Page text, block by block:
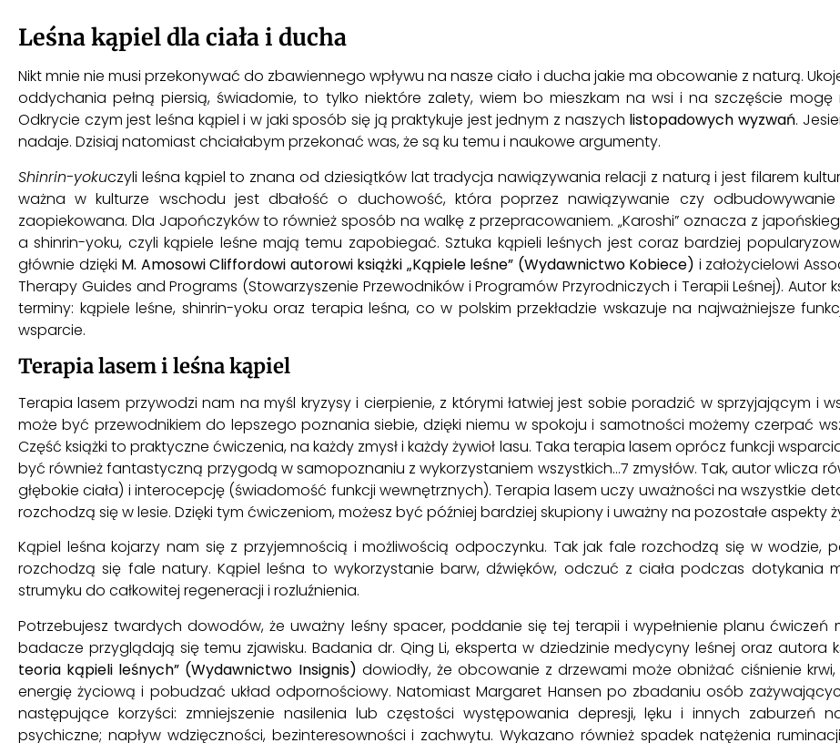
Leśna kąpiel dla ciała i ducha
Nikt mnie nie musi przekonywać do zbawiennego wpływu na nasze ciało i ducha jakie ma obcowanie z naturą.
oddychania pełną piersią, świadomie, to tylko niektóre zalety, wiem bo mieszkam na wsi i na szczęście
Odkrycie czym jest leśna kąpiel i w jaki sposób się ją praktykuje jest jednym z naszych listopadowych wyzwań.
nadaje. Dzisiaj natomiast chciałabym przekonać was, że są ku temu i naukowe argumenty.
Shinrin-yokuczyli leśna kąpiel to znana od dziesiątków lat tradycja nawiązywania relacji z naturą i jest filarem
ważna w kulturze wschodu jest dbałość o duchowość, która poprzez nawiązywanie czy
zaopiekowana. Dla Japończyków to również sposób na walkę z przepracowaniem. „Karoshi” oznacza z
a shinrin-yoku, czyli kąpiele leśne mają temu zapobiegać. Sztuka kąpieli leśnych jest coraz bardziej
głównie dzięki M. Amosowi Cliffordowi autorowi książki „Kąpiele leśne” (Wydawnictwo Kobiece) i założycielowi
Therapy Guides and Programs (Stowarzyszenie Przewodników i Programów Przyrodniczych i Terapii Leśnej). Autor
terminy: kąpiele leśne, shinrin-yoku oraz terapia leśna, co w polskim przekładzie wskazuje na najważniejsze
wsparcie.
Terapia lasem i leśna kąpiel
Terapia lasem przywodzi nam na myśl kryzysy i cierpienie, z którymi łatwiej jest sobie poradzić w sprzyjającym i
może być przewodnikiem do lepszego poznania siebie, dzięki niemu w spokoju i samotności możemy czerpać
Część książki to praktyczne ćwiczenia, na każdy zmysł i każdy żywioł lasu. Taka terapia lasem oprócz funkcji
być również fantastyczną przygodą w samopoznaniu z wykorzystaniem wszystkich…7 zmysłów. Tak, autor wlicza
głębokie ciała) i interocepcję (świadomość funkcji wewnętrznych). Terapia lasem uczy uważności na wszystkie
rozchodzą się w lesie. Dzięki tym ćwiczeniom, możesz być później bardziej skupiony i uważny na pozostałe aspekty
Kąpiel leśna kojarzy nam się z przyjemnością i możliwością odpoczynku. Tak jak fale rozchodzą się w wodzie,
rozchodzą się fale natury. Kąpiel leśna to wykorzystanie barw, dźwięków, odczuć z ciała podczas dotykania
strumyku do całkowitej regeneracji i rozluźnienia.
Potrzebujesz twardych dowodów, że uważny leśny spacer, poddanie się tej terapii i wypełnienie planu ćwiczeń
badacze przyglądają się temu zjawisku. Badania dr. Qing Li, eksperta w dziedzinie medycyny leśnej oraz autora
teoria kąpieli leśnych” (Wydawnictwo Insignis) dowiodły, że obcowanie z drzewami może obniżać ciśnienie krwi,
energię życiową i pobudzać układ odpornościowy. Natomiast Margaret Hansen po zbadaniu osób
następujące korzyści: zmniejszenie nasilenia lub częstości występowania depresji, lęku i innych zaburzeń
psychiczne; napływ wdzięczności, bezinteresowności i zachwytu. Wykazano również spadek natężenia